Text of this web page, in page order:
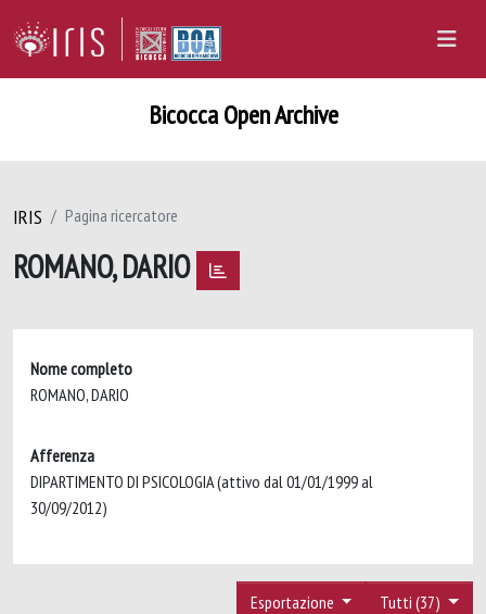
Bicocca Open Archive
IRIS Pagina ricercatore
ROMANO, DARIO
Nome completo
ROMANO, DARIO
Afferenza
DIPARTIMENTO DI PSICOLOGIA (attivo dal 01/01/1999 al
30/09/2012)
Tutti (37)
Esportazione